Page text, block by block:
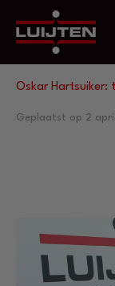
Oskar Hartsuiker:
Geplaatst op 2